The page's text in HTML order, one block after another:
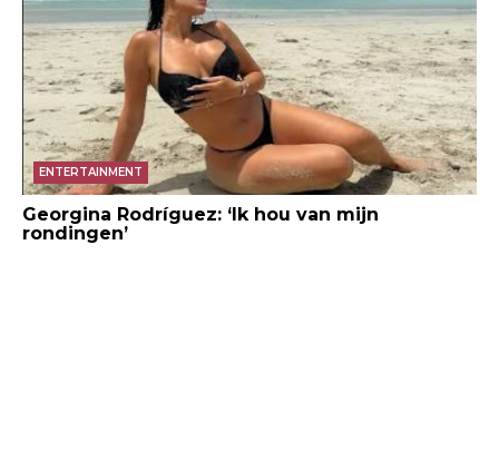
ENTERTAINMENT
Georgina Rodríguez: ‘Ik hou van mijn
rondingen’